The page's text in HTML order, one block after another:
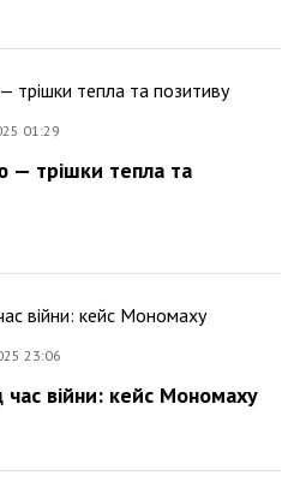
01:29
— трішки тепла та
23:06
час війни: кейс Мономаху